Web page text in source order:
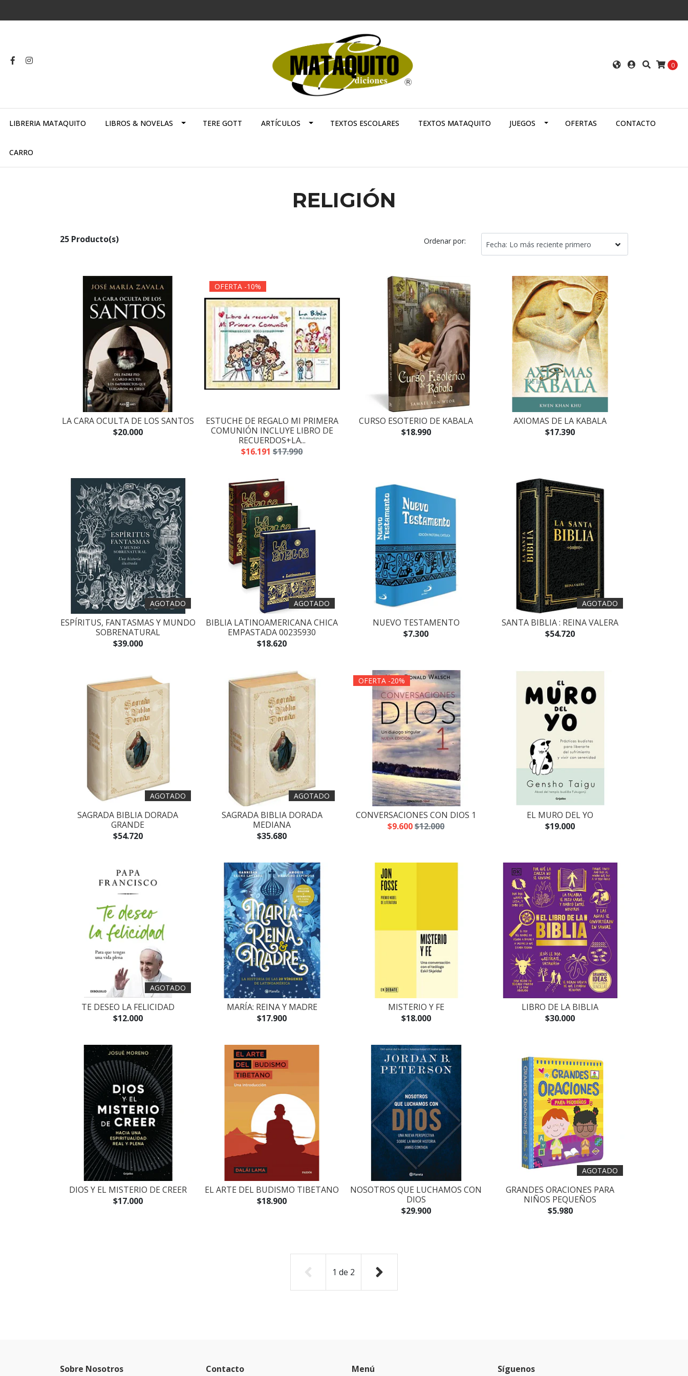
0
LIBRERIA MATAQUITO LIBROS & NOVELAS TERE GOTT ARTÍCULOS TEXTOS ESCOLARES TEXTOS MATAQUITO JUEGOS OFERTAS CONTACTO
CARRO
RELIGIÓN
25 Producto(s) Ordenar por:
LA CARA OCULTA DE LOS SANTOS
$20.000
OFERTA -10%
ESTUCHE DE REGALO MI PRIMERA
COMUNIÓN INCLUYE LIBRO DE
RECUERDOS+LA...
$16.191 $17.990
CURSO ESOTERIO DE KABALA
$18.990
AXIOMAS DE LA KABALA
$17.390
AGOTADO
ESPÍRITUS, FANTASMAS Y MUNDO
SOBRENATURAL
$39.000
AGOTADO
BIBLIA LATINOAMERICANA CHICA
EMPASTADA 00235930
$18.620
NUEVO TESTAMENTO
$7.300
AGOTADO
SANTA BIBLIA : REINA VALERA
$54.720
AGOTADO
SAGRADA BIBLIA DORADA
GRANDE
$54.720
AGOTADO
SAGRADA BIBLIA DORADA
MEDIANA
$35.680
OFERTA -20%
CONVERSACIONES CON DIOS 1
$9.600$12.000
EL MURO DEL YO
$19.000
AGOTADO
TE DESEO LA FELICIDAD
$12.000
MARÍA: REINA Y MADRE
$17.900
MISTERIO Y FE
$18.000
LIBRO DE LA BIBLIA
$30.000
DIOS Y EL MISTERIO DE CREER
$17.000
EL ARTE DEL BUDISMO TIBETANO
$18.900
NOSOTROS QUE LUCHAMOS CON
DIOS
$29.900
AGOTADO
GRANDES ORACIONES PARA
NIÑOS PEQUEÑOS
$5.980
1 de 2
Sobre Nosotros Contacto Menú Síguenos